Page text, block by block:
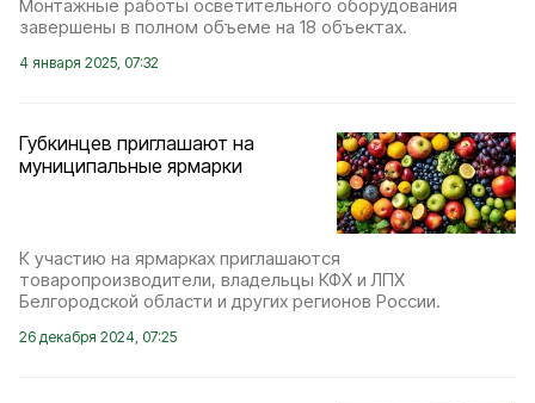
Монтажные работы осветительного оборудования
завершены в полном объеме на 18 объектах.
4 января 2025, 07:32
Губкинцев приглашают на
муниципальные ярмарки
К участию на ярмарках приглашаются
товаропроизводители, владельцы КФХ и ЛПХ
Белгородской области и других регионов России.
26 декабря 2024, 07:25